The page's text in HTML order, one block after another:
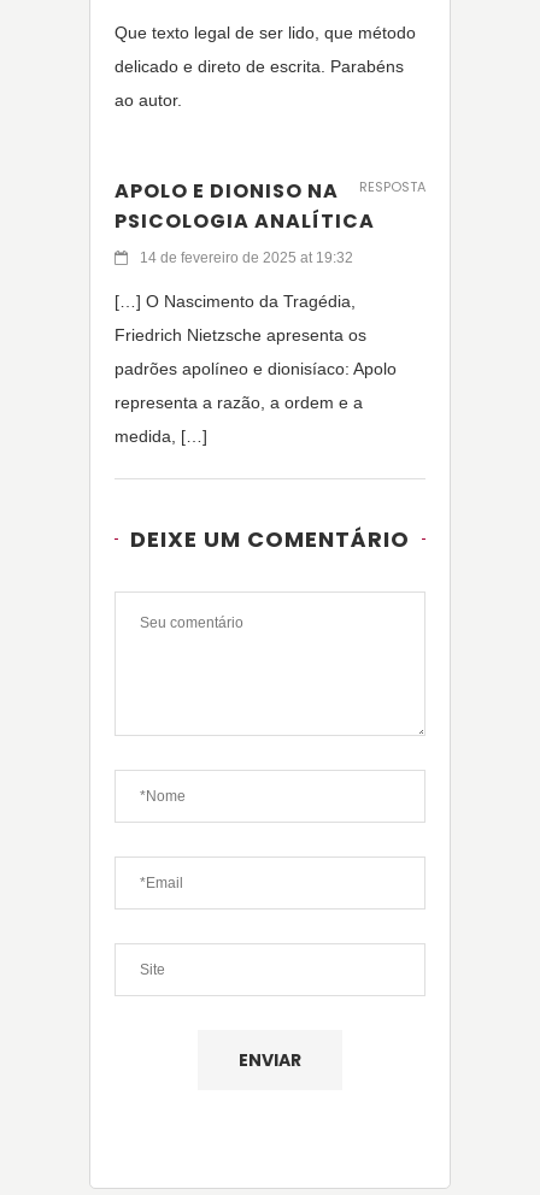
Que texto legal de ser lido, que método
delicado e direto de escrita. Parabéns
ao autor.
APOLO E DIONISO NA
PSICOLOGIA ANALÍTICA
14 de fevereiro de 2025 at 19:32
[…] O Nascimento da Tragédia,
Friedrich Nietzsche apresenta os
padrões apolíneo e dionisíaco: Apolo
representa a razão, a ordem e a
medida, […]
RESPOSTA
DEIXE UM COMENTÁRIO